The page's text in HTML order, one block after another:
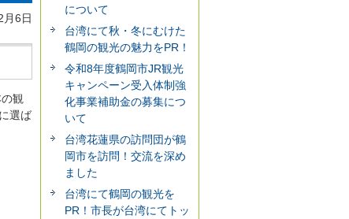
月6日
観
選ば
について
台湾にて秋・冬にむけた
鶴岡の観光の魅力をPR！
令和8年度鶴岡市JR観光
キャンペーン受入体制強
化事業補助金の募集につ
いて
台湾花蓮県の訪問団が鶴
岡市を訪問！交流を深め
ました
台湾にて鶴岡の観光を
PR！市長が台湾にてトッ